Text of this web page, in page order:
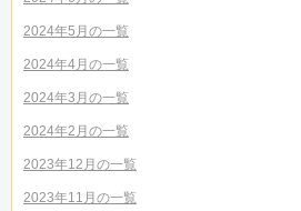
2024年5月の一覧
2024年4月の一覧
2024年3月の一覧
2024年2月の一覧
2023年12月の一覧
2023年11月の一覧